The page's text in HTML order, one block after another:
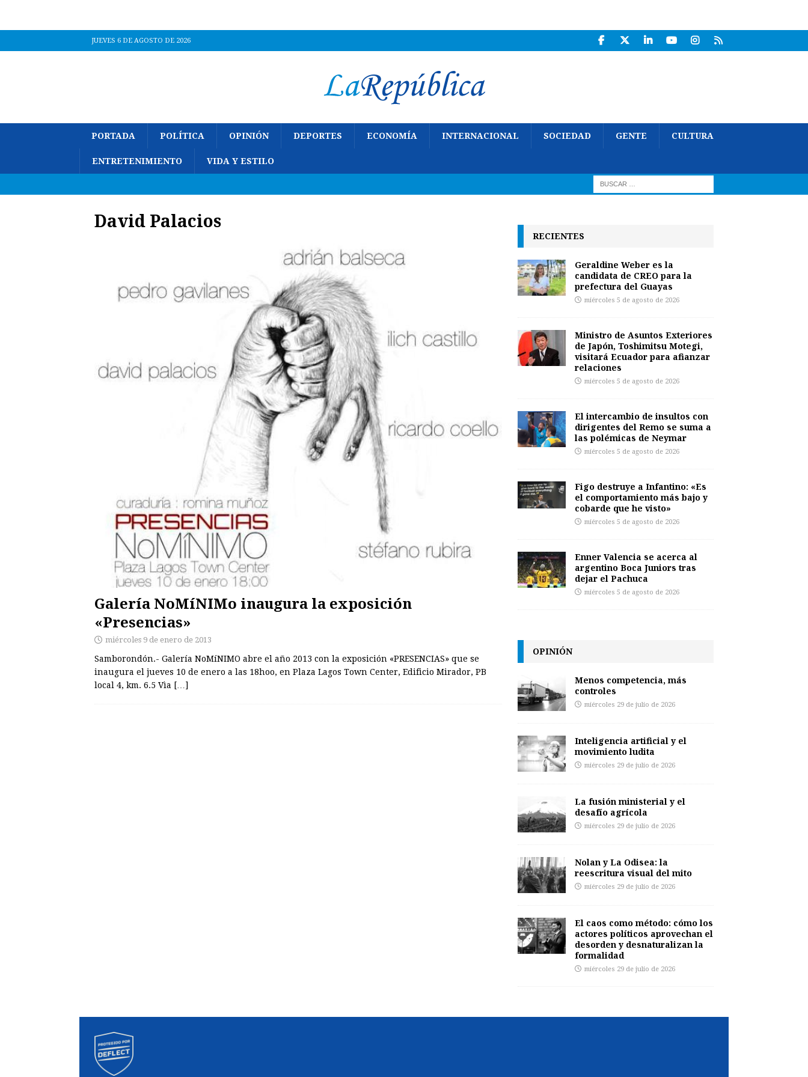
JUEVES 6 DE AGOSTO DE 2026
PORTADA POLÍTICA OPINIÓN DEPORTES ECONOMÍA INTERNACIONAL SOCIEDAD GENTE CULTURA
ENTRETENIMIENTO VIDA Y ESTILO
David Palacios
Galería NoMíNIMo inaugura la exposición
«Presencias»
miércoles 9 de enero de 2013
Samborondón.- Galería NoMíNIMO abre el año 2013 con la exposición «PRESENCIAS» que se
inaugura el jueves 10 de enero a las 18hoo, en Plaza Lagos Town Center, Edificio Mirador, PB
local 4, km. 6.5 Vìa […]
RECIENTES
Geraldine Weber es la
candidata de CREO para la
prefectura del Guayas
miércoles 5 de agosto de 2026
Ministro de Asuntos Exteriores
de Japón, Toshimitsu Motegi,
visitará Ecuador para afianzar
relaciones
miércoles 5 de agosto de 2026
El intercambio de insultos con
dirigentes del Remo se suma a
las polémicas de Neymar
miércoles 5 de agosto de 2026
Figo destruye a Infantino: «Es
el comportamiento más bajo y
cobarde que he visto»
miércoles 5 de agosto de 2026
Enner Valencia se acerca al
argentino Boca Juniors tras
dejar el Pachuca
miércoles 5 de agosto de 2026
OPINIÓN
Menos competencia, más
controles
miércoles 29 de julio de 2026
Inteligencia artificial y el
movimiento ludita
miércoles 29 de julio de 2026
La fusión ministerial y el
desafío agrícola
miércoles 29 de julio de 2026
Nolan y La Odisea: la
reescritura visual del mito
miércoles 29 de julio de 2026
El caos como método: cómo los
actores políticos aprovechan el
desorden y desnaturalizan la
formalidad
miércoles 29 de julio de 2026